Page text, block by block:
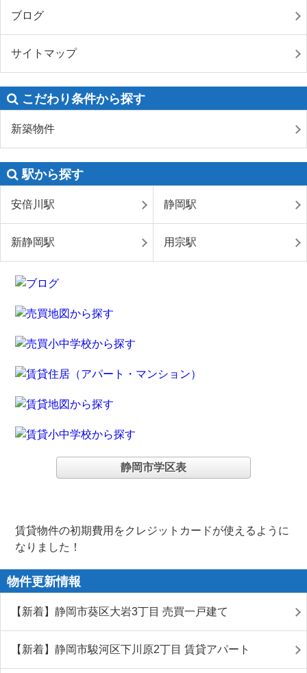
ブログ
サイトマップ
こだわり条件から探す
新築物件
駅から探す
安倍川駅 静岡駅
新静岡駅 用宗駅
静岡市学区表
賃貸物件の初期費用をクレジットカードが使えるように
なりました！
物件更新情報
【新着】静岡市葵区大岩3丁目 売買一戸建て
【新着】静岡市駿河区下川原2丁目 賃貸アパート